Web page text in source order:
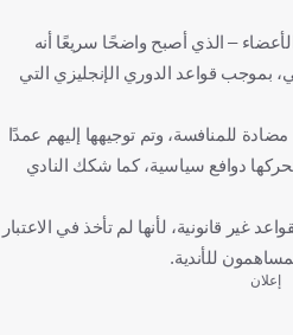
– الذي أصبح واضحًا سريعًا أنه
بموجب قواعد الدوري الإنجليزي التي
للمنافسة، وتم توجيهها إليهم عمدًا
دوافع سياسية، كما شكك النادي
غير قانونية، لأنها لم تأخذ في الاعتبار
للأندية.
إعلان